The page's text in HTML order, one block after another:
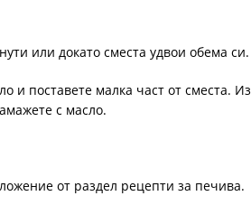
или докато сместа удвои обема си.
и поставете малка част от сместа.
с масло.
от раздел рецепти за печива.